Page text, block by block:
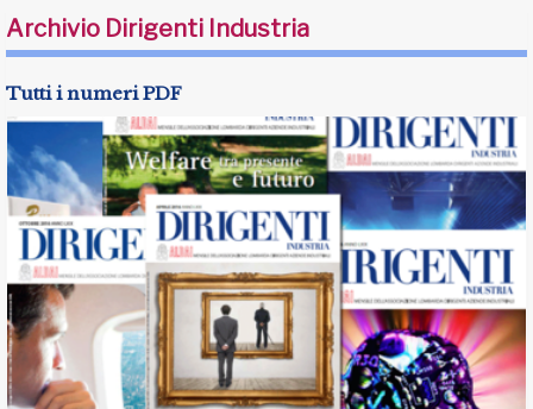
Archivio Dirigenti Industria
Tutti i numeri PDF